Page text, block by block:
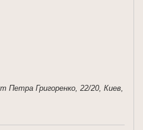
Петра Григоренко, 22/20, Киев,